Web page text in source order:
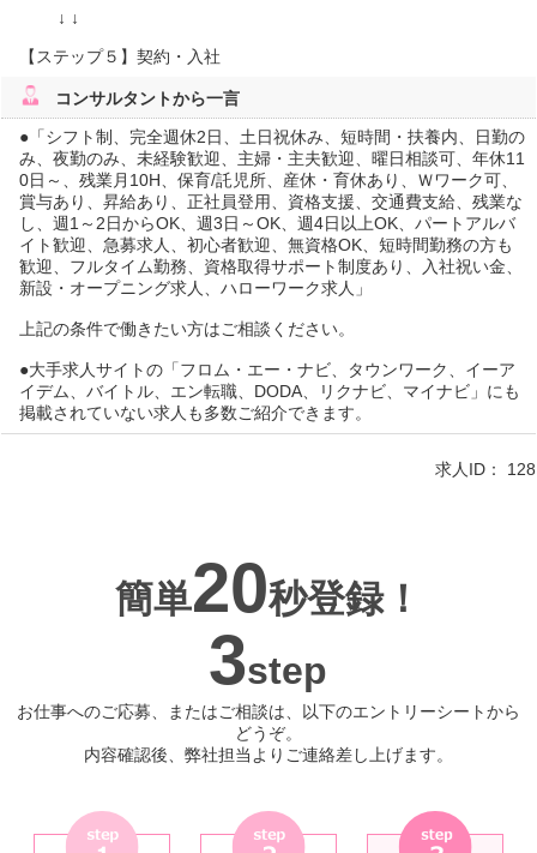
↓ ↓
【ステップ５】契約・入社
コンサルタントから一言
●「シフト制、完全週休2日、土日祝休み、短時間・扶養内、日勤の
み、夜勤のみ、未経験歓迎、主婦・主夫歓迎、曜日相談可、年休11
0日～、残業月10H、保育/託児所、産休・育休あり、Ｗワーク可、
賞与あり、昇給あり、正社員登用、資格支援、交通費支給、残業な
し、週1～2日からOK、週3日～OK、週4日以上OK、パートアルバ
イト歓迎、急募求人、初心者歓迎、無資格OK、短時間勤務の方も
歓迎、フルタイム勤務、資格取得サポート制度あり、入社祝い金、
新設・オープニング求人、ハローワーク求人」
上記の条件で働きたい方はご相談ください。
●大手求人サイトの「フロム・エー・ナビ、タウンワーク、イーア
イデム、バイトル、エン転職、DODA、リクナビ、マイナビ」にも
掲載されていない求人も多数ご紹介できます。
求人ID： 128
簡単20秒登録！
3step
お仕事へのご応募、またはご相談は、以下のエントリーシートから
どうぞ。
内容確認後、弊社担当よりご連絡差し上げます。